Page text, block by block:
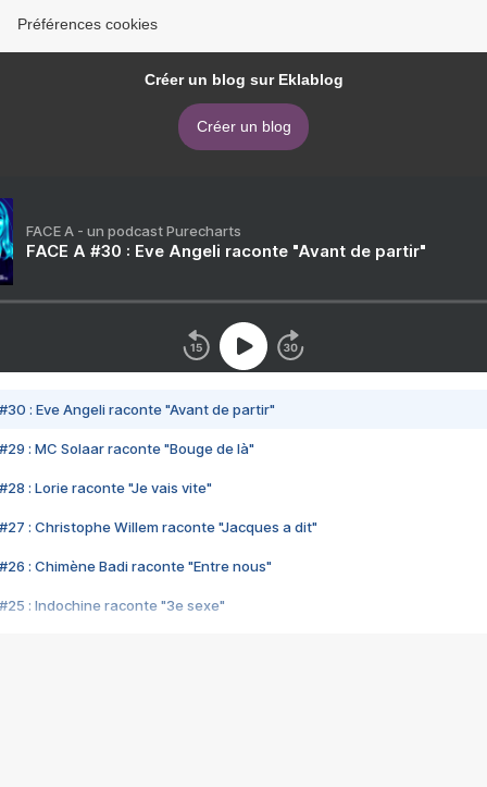
Préférences cookies
Créer un blog sur Eklablog
Créer un blog
FACE A - un podcast Purecharts
FACE A #30 : Eve Angeli raconte "Avant de partir"
#30 : Eve Angeli raconte "Avant de partir"
#29 : MC Solaar raconte "Bouge de là"
#28 : Lorie raconte "Je vais vite"
#27 : Christophe Willem raconte "Jacques a dit"
#26 : Chimène Badi raconte "Entre nous"
#25 : Indochine raconte "3e sexe"